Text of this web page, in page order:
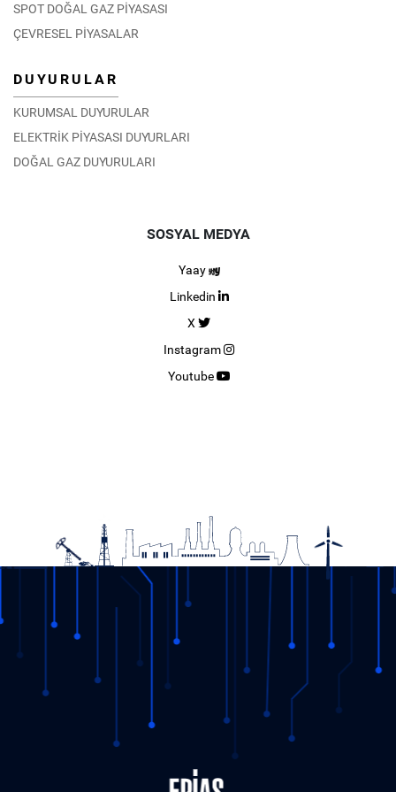
SPOT DOĞAL GAZ PİYASASI
ÇEVRESEL PİYASALAR
DUYURULAR
KURUMSAL DUYURULAR
ELEKTRİK PİYASASI DUYURLARI
DOĞAL GAZ DUYURULARI
SOSYAL MEDYA
Yaay
Linkedin
X
Instagram
Youtube